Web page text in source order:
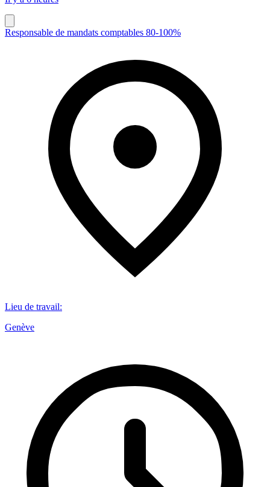
Responsable de mandats comptables 80-100%
Lieu de travail:
Genève